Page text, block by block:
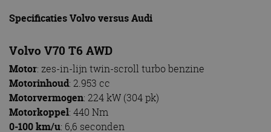
Specificaties Volvo versus Audi
Volvo V70 T6 AWD
Motor: zes-in-lijn twin-scroll turbo benzine
Motorinhoud: 2.953 cc
Motorvermogen: 224 kW (304 pk)
Motorkoppel: 440 Nm
0-100 km/u: 6,6 seconden